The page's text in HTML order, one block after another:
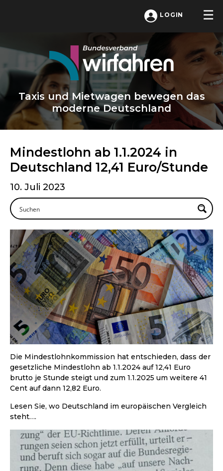
LOGIN
Taxis und Mietwagen bewegen das
moderne Deutschland
Mindestlohn ab 1.1.2024 in
Deutschland 12,41 Euro/Stunde
10. Juli 2023
Die Mindestlohnkommission hat entschieden, dass der
gesetzliche Mindestlohn ab 1.1.2024 auf 12,41 Euro
brutto je Stunde steigt und zum 1.1.2025 um weitere 41
Cent auf dann 12,82 Euro.
Lesen Sie, wo Deutschland im europäischen Vergleich
steht….